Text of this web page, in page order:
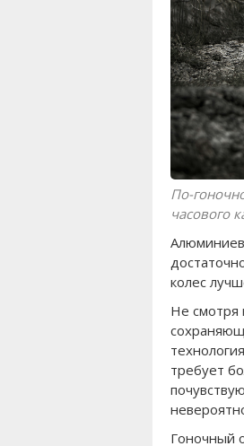
По-
часового
колес
Не смотря
требует
Гоночный